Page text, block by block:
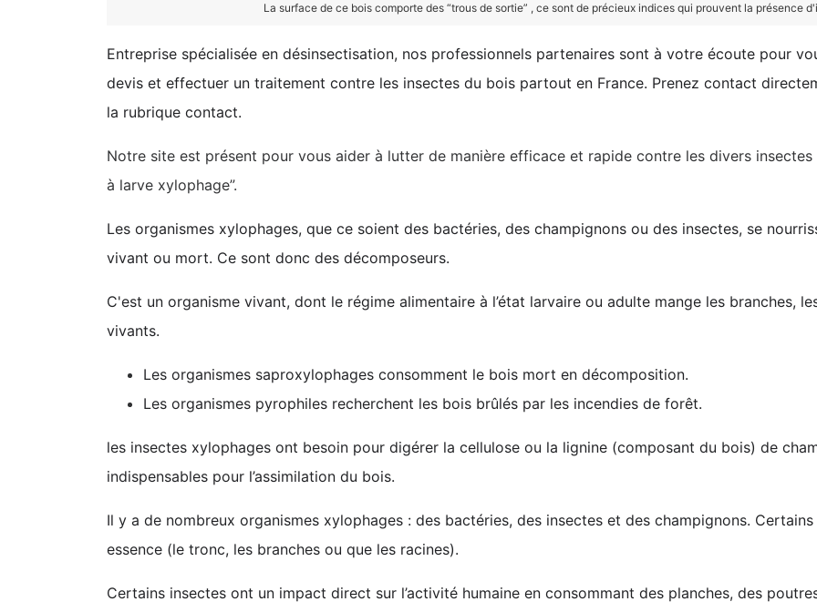
La surface de ce bois comporte des “trous de sortie” , ce sont de précieux indices qui prouvent la présence
Entreprise spécialisée en désinsectisation, nos professionnels partenaires sont à votre écoute pour
devis et effectuer un traitement contre les insectes du bois partout en France. Prenez contact
la rubrique contact.
Notre site est présent pour vous aider à lutter de manière efficace et rapide contre les divers
à larve xylophage”.
Les organismes xylophages, que ce soient des bactéries, des champignons ou des insectes, se
vivant ou mort. Ce sont donc des décomposeurs.
C'est un organisme vivant, dont le régime alimentaire à l’état larvaire ou adulte mange les branches,
vivants.
Les organismes saproxylophages consomment le bois mort en décomposition.
Les organismes pyrophiles recherchent les bois brûlés par les incendies de forêt.
les insectes xylophages ont besoin pour digérer la cellulose ou la lignine (composant du bois) de
indispensables pour l’assimilation du bois.
Il y a de nombreux organismes xylophages : des bactéries, des insectes et des champignons. Certains
essence (le tronc, les branches ou que les racines).
Certains insectes ont un impact direct sur l’activité humaine en consommant des planches, des